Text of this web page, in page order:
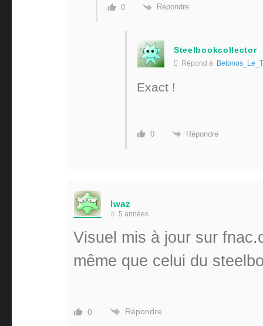
0 Répondre
Steelbookcollector
Répond à
Exact !
0 Répondre
lwaz
5 années
Visuel mis à jour sur
même que celui du
0 Répondre